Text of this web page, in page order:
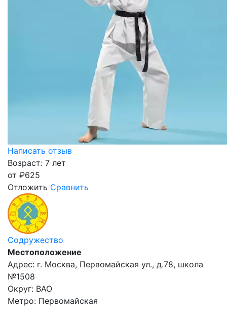
Написать отзыв
Возраст: 7 лет
от ₽625
Отложить Сравнить
Содружество
Местоположение
Адрес: г. Москва, Первомайская ул., д.78, школа
№1508
Округ: ВАО
Метро: Первомайская